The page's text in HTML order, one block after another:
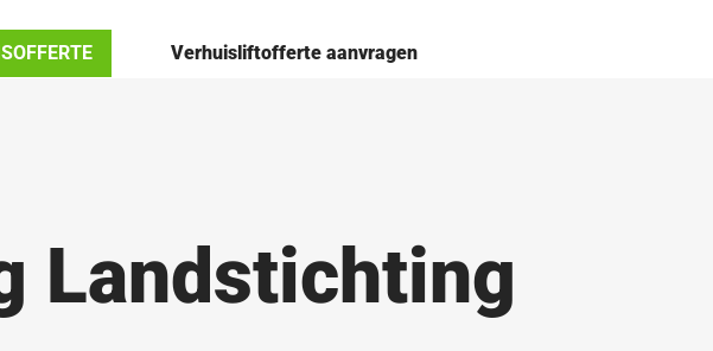
Verhuisliftofferte aanvragen
Landstichting